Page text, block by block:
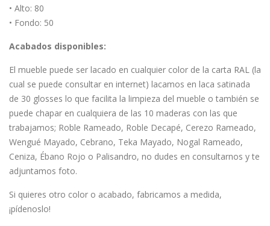
• Alto: 80
• Fondo: 50
Acabados disponibles:
El mueble puede ser lacado en cualquier color de la carta RAL (la
cual se puede consultar en internet) lacamos en laca satinada
de 30 glosses lo que facilita la limpieza del mueble o también se
puede chapar en cualquiera de las 10 maderas con las que
trabajamos; Roble Rameado, Roble Decapé, Cerezo Rameado,
Wengué Mayado, Cebrano, Teka Mayado, Nogal Rameado,
Ceniza, Ébano Rojo o Palisandro, no dudes en consultarnos y te
adjuntamos foto.
Si quieres otro color o acabado, fabricamos a medida,
¡pídenoslo!